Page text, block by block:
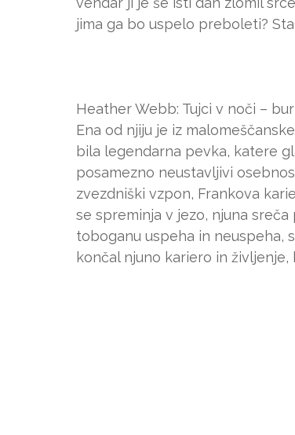
jima ga bo uspelo preboleti?
Heather Webb: Tujci v noči –
Ena od njiju je iz
bila legendarna pevka, katere
posamezno neustavljivi
zvezdniški vzpon, Frankova
se spreminja v jezo, njuna
toboganu uspeha in neuspeha,
končal njuno kariero in